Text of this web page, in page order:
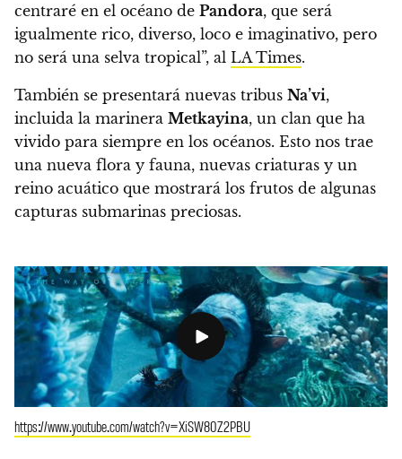
centraré en el océano de Pandora, que será
igualmente rico, diverso, loco e imaginativo, pero
no será una selva tropical”, al LA Times.
También se presentará nuevas tribus Na’vi,
incluida la marinera Metkayina, un clan que ha
vivido para siempre en los océanos. Esto nos trae
una nueva flora y fauna, nuevas criaturas y un
reino acuático que mostrará los frutos de algunas
capturas submarinas preciosas.
https://www.youtube.com/watch?v=XiSW80Z2PBU